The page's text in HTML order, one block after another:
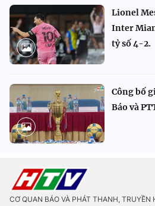
Lionel
Inter
tỷ số 4-2.
Công bố
Báo và
CƠ QUAN BÁO VÀ PHÁT THANH, TRUYỀN